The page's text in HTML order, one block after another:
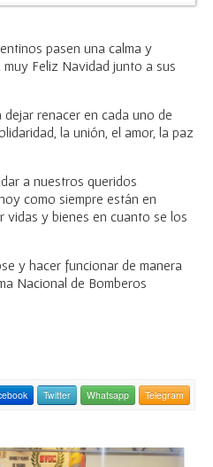
pasen una calma y
Feliz Navidad junto a sus
renacer en cada uno de
la unión, el amor, la paz
a nuestros queridos
como siempre están en
vidas y bienes en cuanto se los
y hacer funcionar de manera
Nacional de Bomberos
Twitter Whatsapp Telegram